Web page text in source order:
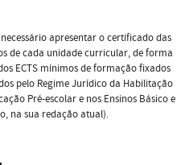
apresentar o certificado das
de cada unidade curricular, de forma
ECTS mínimos de formação fixados
pelo Regime Jurídico da Habilitação
Pré-escolar e nos Ensinos Básico e
na sua redação atual).